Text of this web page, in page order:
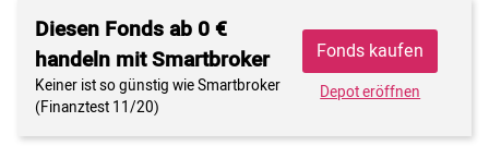
Diesen Fonds ab 0 €
handeln mit Smartbroker
Keiner ist so günstig wie Smartbroker
(Finanztest 11/20)
Fonds kaufen
Depot eröffnen